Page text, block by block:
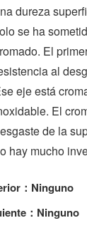
dureza
se ha
El
al
eje está
El
de la
hay mucho
：Ninguno
：Ninguno